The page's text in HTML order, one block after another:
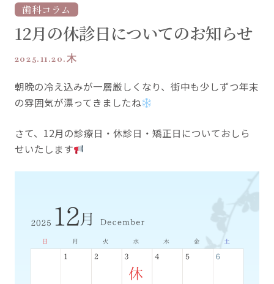
歯科コラム
12月の休診日についてのお知らせ
2025.11.20.木
朝晩の冷え込みが一層厳しくなり、街中も少しずつ年末
の雰囲気が漂ってきましたね
さて、12月の診療日・休診日・矯正日についておしら
せいたします